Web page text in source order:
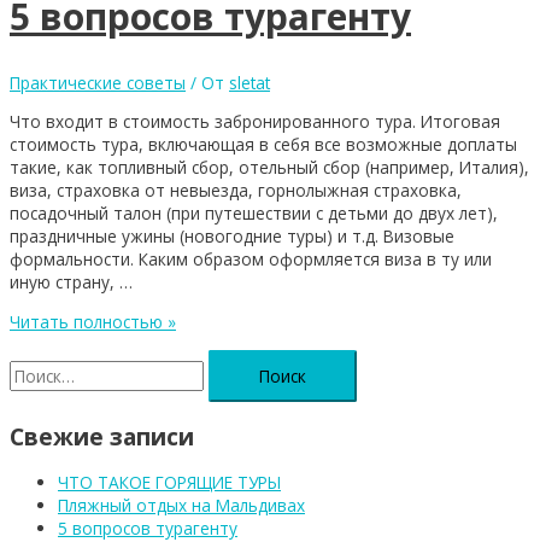
5 вопросов турагенту
Практические советы / От sletat
Что входит в стоимость забронированного тура. Итоговая
стоимость тура, включающая в себя все возможные доплаты
такие, как топливный сбор, отельный сбор (например, Италия),
виза, страховка от невыезда, горнолыжная страховка,
посадочный талон (при путешествии с детьми до двух лет),
праздничные ужины (новогодние туры) и т.д. Визовые
формальности. Каким образом оформляется виза в ту или
иную страну, …
Читать полностью »
Свежие записи
ЧТО ТАКОЕ ГОРЯЩИЕ ТУРЫ
Пляжный отдых на Мальдивах
5 вопросов турагенту